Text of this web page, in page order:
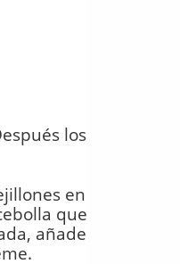
los
en
que
añade